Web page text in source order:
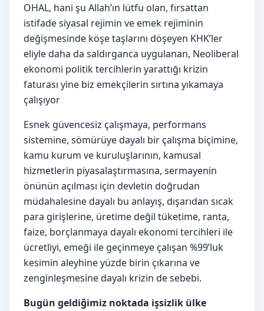
OHAL, hani şu Allah’ın lütfu olan, fırsattan
istifade siyasal rejimin ve emek rejiminin
değişmesinde köşe taşlarını döşeyen KHK’ler
eliyle daha da saldırganca uygulanan, Neoliberal
ekonomi politik tercihlerin yarattığı krizin
faturası yine biz emekçilerin sırtına yıkamaya
çalışıyor
Esnek güvencesiz çalışmaya, performans
sistemine, sömürüye dayalı bir çalışma biçimine,
kamu kurum ve kuruluşlarının, kamusal
hizmetlerin piyasalaştırmasına, sermayenin
önünün açılması için devletin doğrudan
müdahalesine dayalı bu anlayış, dışarıdan sıcak
para girişlerine, üretime değil tüketime, ranta,
faize, borçlanmaya dayalı ekonomi tercihleri ile
ücretliyi, emeği ile geçinmeye çalışan %99’luk
kesimin aleyhine yüzde birin çıkarına ve
zenginleşmesine dayalı krizin de sebebi.
Bugün geldiğimiz noktada işsizlik ülke